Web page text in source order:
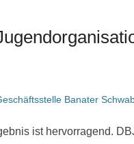
Banater
ist hervorragend.